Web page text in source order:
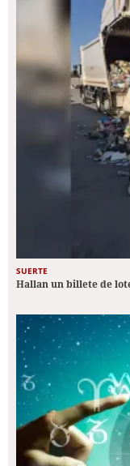
SUERTE
Hallan un billete de